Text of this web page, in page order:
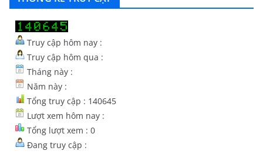
Truy cập hôm nay :
Truy cập hôm qua :
Tháng này :
Năm này :
Tổng truy cập : 140645
Lượt xem hôm nay :
Tổng lượt xem : 0
Đang truy cập :